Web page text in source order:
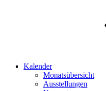
Kalender
Monatsübersicht
Ausstellungen